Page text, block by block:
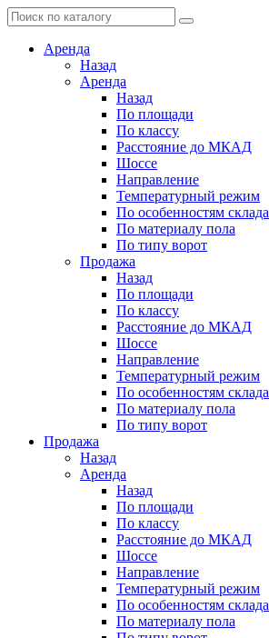
Аренда
Назад
Аренда
Назад
По площади
По классу
Расстояние до МКАД
Шоссе
Направление
Температурный режим
По особенностям склада
По материалу пола
По типу ворот
Продажа
Назад
По площади
По классу
Расстояние до МКАД
Шоссе
Направление
Температурный режим
По особенностям склада
По материалу пола
По типу ворот
Продажа
Назад
Аренда
Назад
По площади
По классу
Расстояние до МКАД
Шоссе
Направление
Температурный режим
По особенностям склада
По материалу пола